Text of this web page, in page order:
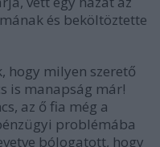
és beköltöztette
hogy milyen szerető
is manapság már!
az ő fia még a
problémába
bólogatott, hogy